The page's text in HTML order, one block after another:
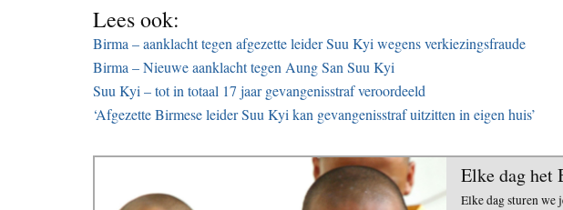
Lees ook:
Birma – aanklacht tegen afgezette leider Suu Kyi wegens verkiezingsfraude
Birma – Nieuwe aanklacht tegen Aung San Suu Kyi
Suu Kyi – tot in totaal 17 jaar gevangenisstraf veroordeeld
‘Afgezette Birmese leider Suu Kyi kan gevangenisstraf uitzitten in eigen huis’
Elke dag het
Elke dag sturen we